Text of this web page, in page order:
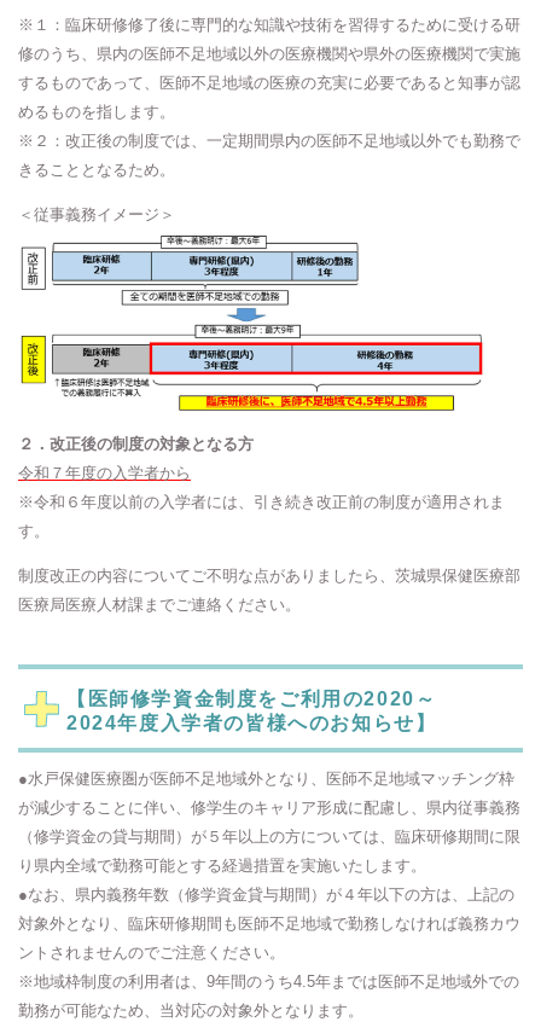
※１：臨床研修修了後に専門的な知識や技術を習得するために受ける研
修のうち、県内の医師不足地域以外の医療機関や県外の医療機関で実施
するものであって、医師不足地域の医療の充実に必要であると知事が認
めるものを指します。
※２：改正後の制度では、一定期間県内の医師不足地域以外でも勤務で
きることとなるため。
＜従事義務イメージ＞
２．改正後の制度の対象となる方
令和７年度の入学者から
※令和６年度以前の入学者には、引き続き改正前の制度が適用されま
す。
制度改正の内容についてご不明な点がありましたら、茨城県保健医療部
医療局医療人材課までご連絡ください。
【医師修学資金制度をご利用の2020～
2024年度入学者の皆様へのお知らせ】
●水戸保健医療圏が医師不足地域外となり、医師不足地域マッチング枠
が減少することに伴い、修学生のキャリア形成に配慮し、県内従事義務
（修学資金の貸与期間）が５年以上の方については、臨床研修期間に限
り県内全域で勤務可能とする経過措置を実施いたします。
●なお、県内義務年数（修学資金貸与期間）が４年以下の方は、上記の
対象外となり、臨床研修期間も医師不足地域で勤務しなければ義務カウ
ントされませんのでご注意ください。
※地域枠制度の利用者は、9年間のうち4.5年までは医師不足地域外での
勤務が可能なため、当対応の対象外となります。